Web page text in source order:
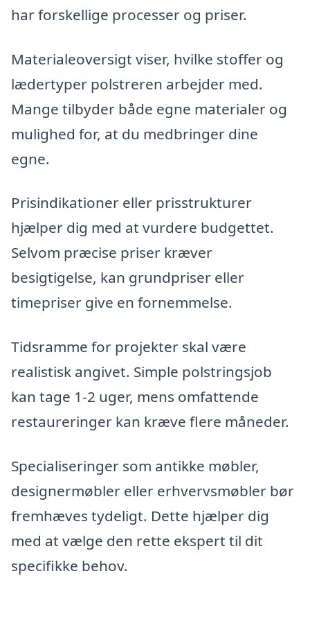
har forskellige processer og priser.
Materialeoversigt viser, hvilke stoffer og
lædertyper polstreren arbejder med.
Mange tilbyder både egne materialer og
mulighed for, at du medbringer dine
egne.
Prisindikationer eller prisstrukturer
hjælper dig med at vurdere budgettet.
Selvom præcise priser kræver
besigtigelse, kan grundpriser eller
timepriser give en fornemmelse.
Tidsramme for projekter skal være
realistisk angivet. Simple polstringsjob
kan tage 1-2 uger, mens omfattende
restaureringer kan kræve flere måneder.
Specialiseringer som antikke møbler,
designermøbler eller erhvervsmøbler bør
fremhæves tydeligt. Dette hjælper dig
med at vælge den rette ekspert til dit
specifikke behov.